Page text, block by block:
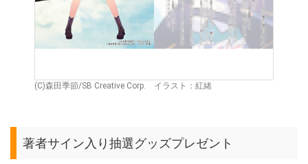
(C)森田季節/SB Creative Corp. イラスト：紅緒
著者サイン入り抽選グッズプレゼント